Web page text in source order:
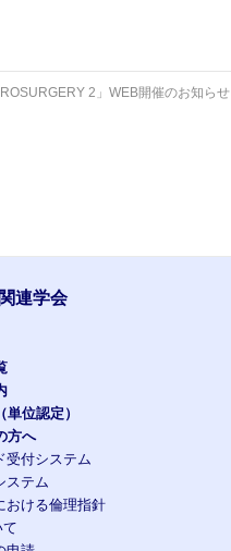
2」WEB開催のお知らせ
連学会
位認定）
方へ
受付システム
ステム
おける倫理指針
て